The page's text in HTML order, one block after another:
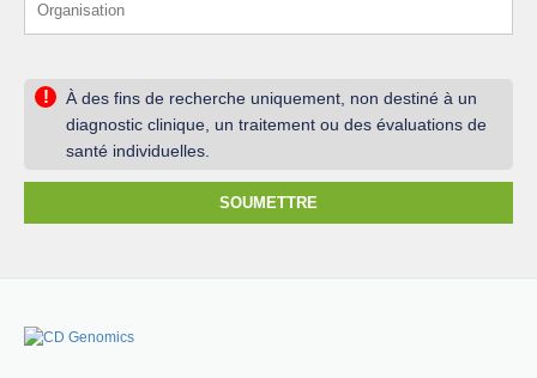
!
À des fins de recherche uniquement, non destiné à un
diagnostic clinique, un traitement ou des évaluations de
santé individuelles.
SOUMETTRE